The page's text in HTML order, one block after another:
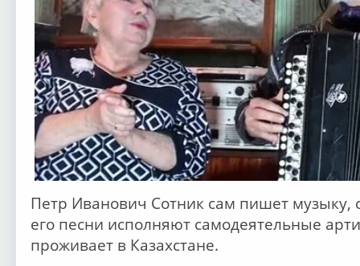
Петр Иванович Сотник сам пишет музыку,
его песни исполняют самодеятельные
проживает в Казахстане.